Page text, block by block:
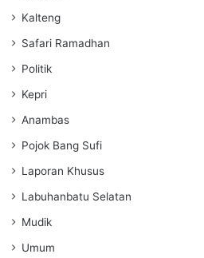
Kalteng
Safari Ramadhan
Politik
Kepri
Anambas
Pojok Bang Sufi
Laporan Khusus
Labuhanbatu Selatan
Mudik
Umum